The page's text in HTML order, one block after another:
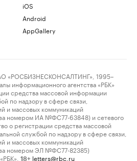
iOS
Android
AppGallery
«РОСБИЗНЕСКОНСАЛТИНГ», 1995–
информационного агентства «РБК»
средства массовой информации
по надзору в сфере связи,
и массовых коммуникаций
номером ИА №ФС77-63848) и сетевого
о регистрации средства массовой
службой по надзору в сфере связи,
и массовых коммуникаций
номером ЭЛ №ФС77-82385)
18+ letters@rbc.ru